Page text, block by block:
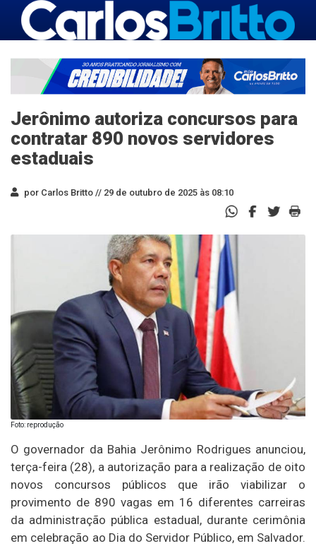
Jerônimo autoriza concursos para
contratar 890 novos servidores
estaduais
por Carlos Britto // 29 de outubro de 2025 às 08:10
Foto: reprodução
O governador da Bahia Jerônimo Rodrigues anunciou,
terça-feira (28), a autorização para a realização de oito
novos concursos públicos que irão viabilizar o
provimento de 890 vagas em 16 diferentes carreiras
da administração pública estadual, durante cerimônia
em celebração ao Dia do Servidor Público, em Salvador.